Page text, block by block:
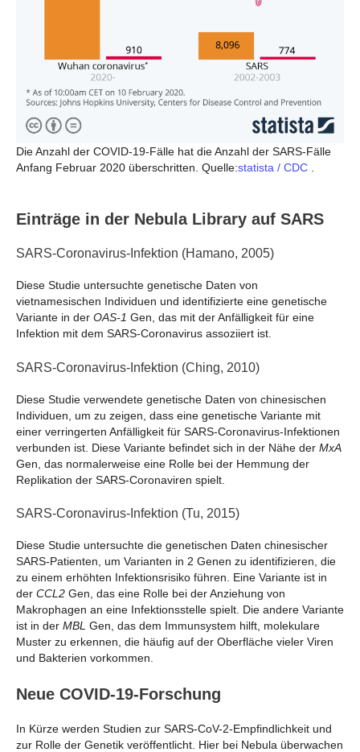
Die Anzahl der COVID-19-Fälle hat die Anzahl der SARS-Fälle
Anfang Februar 2020 überschritten. Quelle:statista / CDC
Einträge in der Nebula Library auf SARS
SARS-Coronavirus-Infektion (Hamano, 2005)
Diese Studie untersuchte genetische Daten von
vietnamesischen Individuen und identifizierte eine genetische
Variante in der OAS-1 Gen, das mit der Anfälligkeit für eine
Infektion mit dem SARS-Coronavirus assoziiert ist.
SARS-Coronavirus-Infektion (Ching, 2010)
Diese Studie verwendete genetische Daten von chinesischen
Individuen, um zu zeigen, dass eine genetische Variante mit
einer verringerten Anfälligkeit für SARS-Coronavirus-Infektionen
verbunden ist. Diese Variante befindet sich in der Nähe der MxA
Gen, das normalerweise eine Rolle bei der Hemmung der
Replikation der SARS-Coronaviren spielt.
SARS-Coronavirus-Infektion (Tu, 2015)
Diese Studie untersuchte die genetischen Daten chinesischer
SARS-Patienten, um Varianten in 2 Genen zu identifizieren, die
zu einem erhöhten Infektionsrisiko führen. Eine Variante ist in
der CCL2 Gen, das eine Rolle bei der Anziehung von
Makrophagen an eine Infektionsstelle spielt. Die andere Variante
ist in der MBL Gen, das dem Immunsystem hilft, molekulare
Muster zu erkennen, die häufig auf der Oberfläche vieler Viren
und Bakterien vorkommen.
Neue COVID-19-Forschung
In Kürze werden Studien zur SARS-CoV-2-Empfindlichkeit und
zur Rolle der Genetik veröffentlicht. Hier bei Nebula überwachen